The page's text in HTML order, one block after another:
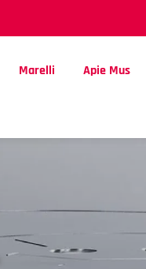
Marelli Apie Mus